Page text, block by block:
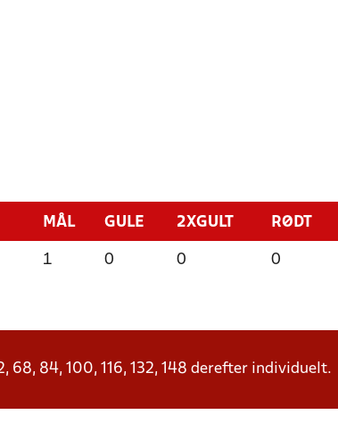
MÅL GULE 2XGULT RØDT
1 0 0 0
68, 84, 100, 116, 132, 148 derefter individuelt.